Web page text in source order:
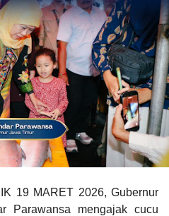
19 MARET 2026, Gubernur
Parawansa mengajak cucu